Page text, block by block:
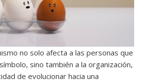
no solo afecta a las personas que
sino también a la organización,
de evolucionar hacia una